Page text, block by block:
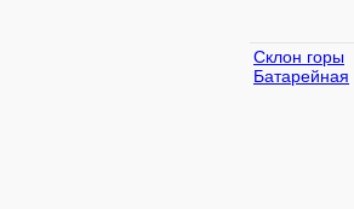
Склон горы
Батарейная